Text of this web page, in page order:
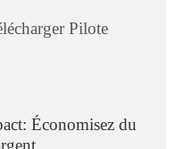
Pilote
Économisez du